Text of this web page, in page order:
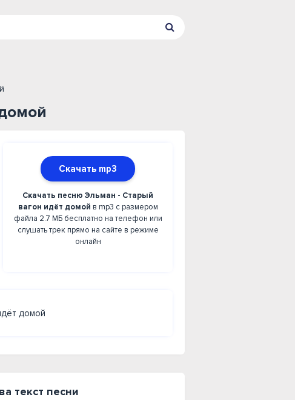
Скачать mp3
Скачать песню Эльман - Старый
вагон идёт домой в mp3 с размером
файла 2.7 МБ бесплатно на телефон или
слушать трек прямо на сайте в режиме
онлайн
домой
текст песни